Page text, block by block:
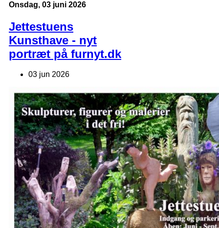
Onsdag, 03 juni 2026
Jettestuens
Kunsthave - nyt
portræt på furnyt.dk
03 jun 2026